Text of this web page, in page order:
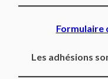
Formulaire
Les adhésions